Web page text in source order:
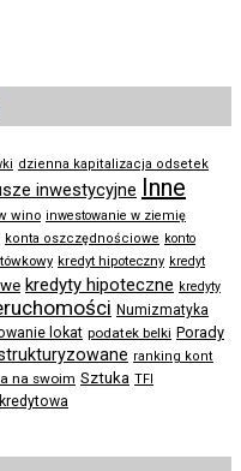
dzienna kapitalizacja odsetek
inwestycyjne Inne
wino inwestowanie w ziemię
konta oszczędnościowe konto
kredyt hipoteczny kredyt
kredyty hipoteczne kredyty
Numizmatyka
lokat podatek belki Porady
ranking kont
na swoim Sztuka TFI